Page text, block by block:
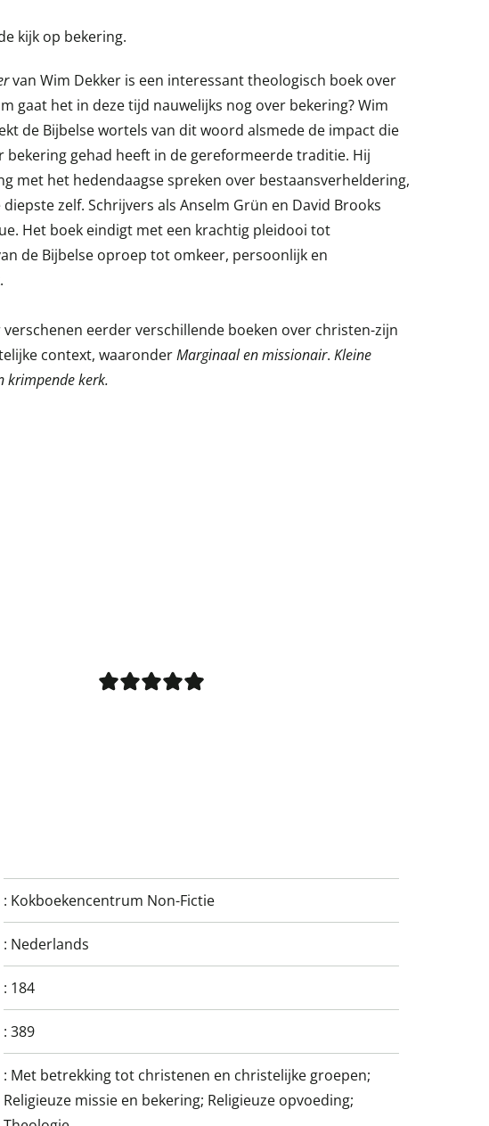
kijk op bekering.
van Wim Dekker is een interessant theologisch boek over
gaat het in deze tijd nauwelijks nog over bekering? Wim
de Bijbelse wortels van dit woord alsmede de impact die
bekering gehad heeft in de gereformeerde traditie. Hij
met het hedendaagse spreken over bestaansverheldering,
zelf. Schrijvers als Anselm Grün en David Brooks
Het boek eindigt met een krachtig pleidooi tot
de Bijbelse oproep tot omkeer, persoonlijk en
verschenen eerder verschillende boeken over christen-zijn
context, waaronderMarginaal en missionair. Kleine
krimpende kerk.
: Kokboekencentrum Non-Fictie
: Nederlands
: 184
:389
: Met betrekking tot christenen en christelijke groepen;
Religieuze missie en bekering; Religieuze opvoeding;